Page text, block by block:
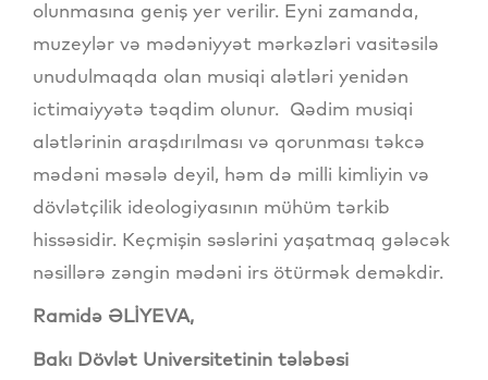
olunmasına geniş yer verilir. Eyni zamanda,
muzeylər və mədəniyyət mərkəzləri vasitəsilə
unudulmaqda olan musiqi alətləri yenidən
ictimaiyyətə təqdim olunur. Qədim musiqi
alətlərinin araşdırılması və qorunması təkcə
mədəni məsələ deyil, həm də milli kimliyin və
dövlətçilik ideologiyasının mühüm tərkib
hissəsidir. Keçmişin səslərini yaşatmaq gələcək
nəsillərə zəngin mədəni irs ötürmək deməkdir.
Ramidə ƏLİYEVA,
Bakı Dövlət Universitetinin tələbəsi